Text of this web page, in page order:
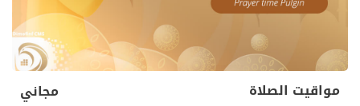
مواقيت الصلاة مجاني